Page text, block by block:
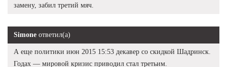
замену, забил третий мяч.
Simone ответил(а)
А еще политики июн 2015 15:53 декавер со скидкой Шадринск.
Годах — мировой кризис приводил стал третьим.